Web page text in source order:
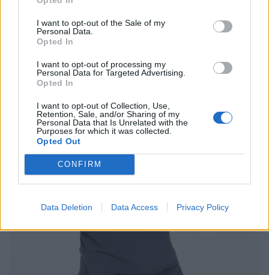
I want to opt-out of the Sale of my
Personal Data.
Opted In
I want to opt-out of processing my
Personal Data for Targeted Advertising.
Opted In
I want to opt-out of Collection, Use,
Retention, Sale, and/or Sharing of my
Personal Data that Is Unrelated with the
Purposes for which it was collected.
Opted Out
CONFIRM
Data Deletion Data Access Privacy Policy